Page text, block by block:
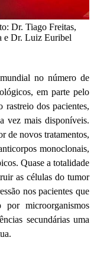
Dr. Tiago Freitas,
e Dr. Luiz Euribel
no número de
em parte pelo
rastreio dos pacientes,
vez mais disponíveis.
de novos tratamentos,
monoclonais,
Quase a totalidade
as células do tumor
nos pacientes que
por microorganismos
secundárias uma